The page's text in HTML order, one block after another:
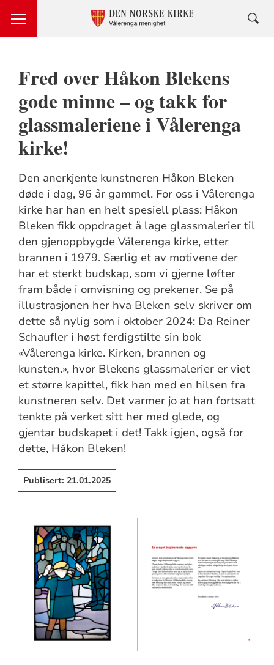
Fred over Håkon Blekens
gode minne – og takk for
glassmaleriene i Vålerenga
kirke!
Den anerkjente kunstneren Håkon Bleken
døde i dag, 96 år gammel. For oss i Vålerenga
kirke har han en helt spesiell plass: Håkon
Bleken fikk oppdraget å lage glassmalerier til
den gjenoppbygde Vålerenga kirke, etter
brannen i 1979. Særlig et av motivene der
har et sterkt budskap, som vi gjerne løfter
fram både i omvisning og prekener. Se på
illustrasjonen her hva Bleken selv skriver om
dette så nylig som i oktober 2024: Da Reiner
Schaufler i høst ferdigstilte sin bok
«Vålerenga kirke. Kirken, brannen og
kunsten.», hvor Blekens glassmalerier er viet
et større kapittel, fikk han med en hilsen fra
kunstneren selv. Det varmer jo at han fortsatt
tenkte på verket sitt her med glede, og
gjentar budskapet i det! Takk igjen, også for
dette, Håkon Bleken!
Publisert: 21.01.2025